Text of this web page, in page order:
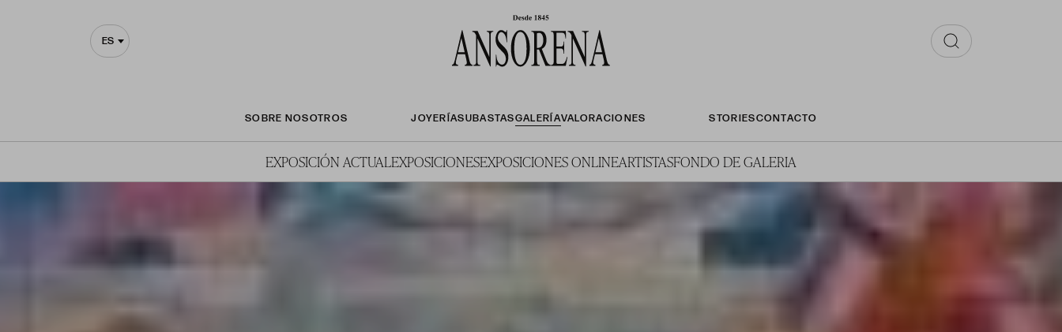
ES
SOBRE NOSOTROS JOYERÍASUBASTASGALERÍAVALORACIONES STORIESCONTACTO
EXPOSICIÓN ACTUALEXPOSICIONESEXPOSICIONES ONLINEARTISTASFONDO DE GALERIA